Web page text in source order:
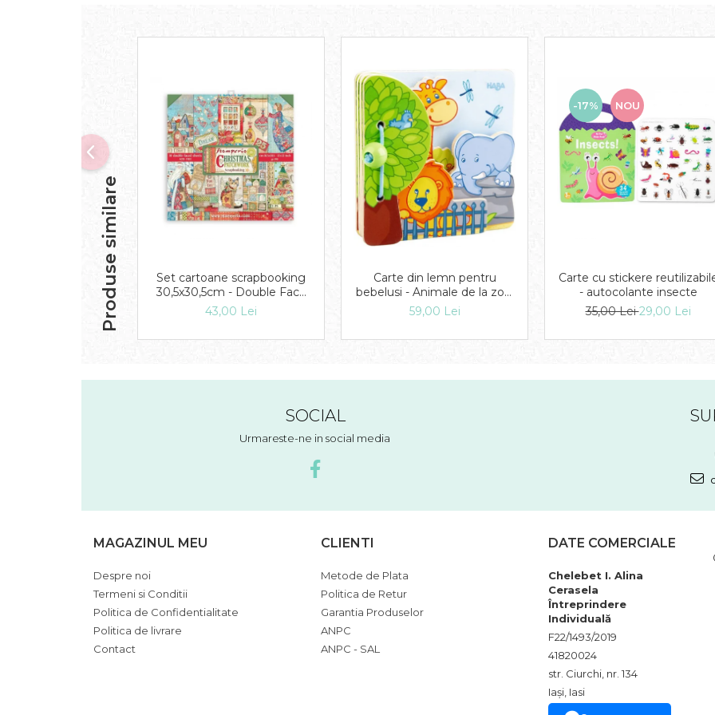
Produse similare
Set cartoane scrapbooking
30,5х30,5cm - Double Face
Christmas Patchwork
43,00 Lei
Carte din lemn pentru
bebelusi - Animale de la zoo,
Haba
59,00 Lei
-17% NOU
Carte cu stickere
- autocolante insecte
35,00 Lei29,00 Lei
SOCIAL
Urmareste-ne in social media
MAGAZINUL MEU
Despre noi
Termeni si Conditii
Politica de Confidentialitate
Politica de livrare
Contact
CLIENTI
Metode de Plata
Politica de Retur
Garantia Produselor
ANPC
ANPC - SAL
DATE COMERCIALE
Chelebet I. Alina
Cerasela
Întreprindere
Individuală
F22/1493/2019
41820024
str. Ciurchi, nr. 134
Iași, Iasi